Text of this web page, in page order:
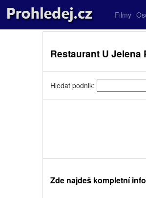
Filmy
Restaurant U Jelena
Hledat podnik:
Zde najdeš kompletní